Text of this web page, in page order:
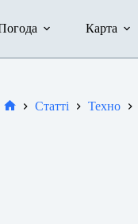
Карта
Статті Техно